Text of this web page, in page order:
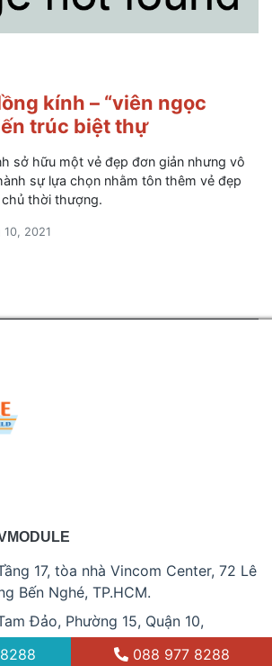
kính – “viên ngọc
trúc biệt thự
sở hữu một vẻ đẹp đơn giản nhưng vô
sự lựa chọn nhằm tôn thêm vẻ đẹp
thời thượng.
10, 2021
17, tòa nhà Vincom Center, 72 Lê
Bến Nghé, TP.HCM.
Đảo, Phường 15, Quận 10,
088 977 8288